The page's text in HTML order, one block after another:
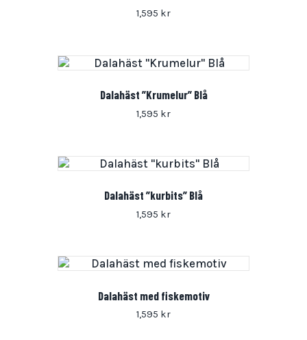
1,595 kr
Dalahäst ”Krumelur” Blå
1,595 kr
Dalahäst ”kurbits” Blå
1,595 kr
Dalahäst med fiskemotiv
1,595 kr